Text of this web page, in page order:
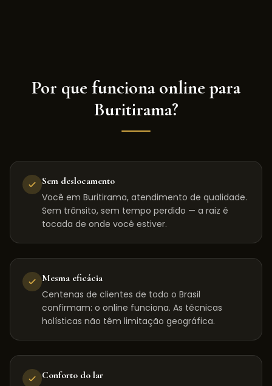
Por que funciona online para
Buritirama?
Sem deslocamento
Você em Buritirama, atendimento de qualidade.
Sem trânsito, sem tempo perdido — a raiz é
tocada de onde você estiver.
Mesma eficácia
Centenas de clientes de todo o Brasil
confirmam: o online funciona. As técnicas
holísticas não têm limitação geográfica.
Conforto do lar